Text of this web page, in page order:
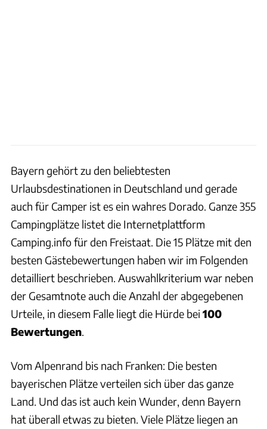
Bayern gehört zu den beliebtesten
Urlaubsdestinationen in Deutschland und gerade
auch für Camper ist es ein wahres Dorado. Ganze 355
Campingplätze listet die Internetplattform
Camping.info für den Freistaat. Die 15 Plätze mit den
besten Gästebewertungen haben wir im Folgenden
detailliert beschrieben. Auswahlkriterium war neben
der Gesamtnote auch die Anzahl der abgegebenen
Urteile, in diesem Falle liegt die Hürde bei 100
Bewertungen.
Vom Alpenrand bis nach Franken: Die besten
bayerischen Plätze verteilen sich über das ganze
Land. Und das ist auch kein Wunder, denn Bayern
hat überall etwas zu bieten. Viele Plätze liegen an